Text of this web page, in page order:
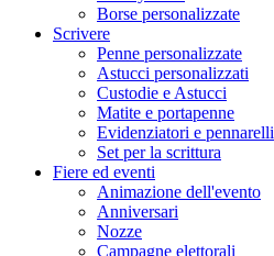
Borse personalizzate
Scrivere
Penne personalizzate
Astucci personalizzati
Custodie e Astucci
Matite e portapenne
Evidenziatori e pennarelli
Set per la scrittura
Fiere ed eventi
Animazione dell'evento
Anniversari
Nozze
Campagne elettorali